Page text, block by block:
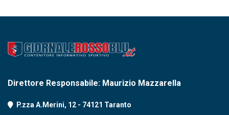
Direttore Responsabile: Maurizio Mazzarella
P.zza A.Merini, 12 - 74121 Taranto